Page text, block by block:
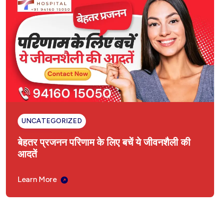
UNCATEGORIZED
बेहतर प्रजनन परिणाम के लिए बचें ये जीवनशैली की
आदतें
Learn More